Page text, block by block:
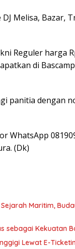
Melisa, Bazar,
Reguler harga
di
panitia dengan
(Dk)
Maritim,
sebagai Kekuatan
Lewat E-